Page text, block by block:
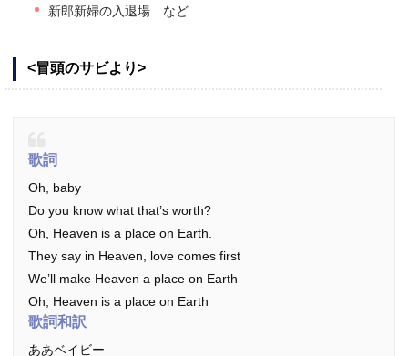
新郎新婦の入退場 など
<冒頭のサビより>
歌詞
Oh, baby
Do you know what that’s worth?
Oh, Heaven is a place on Earth.
They say in Heaven, love comes first
We’ll make Heaven a place on Earth
Oh, Heaven is a place on Earth
歌詞和訳
ああベイビー